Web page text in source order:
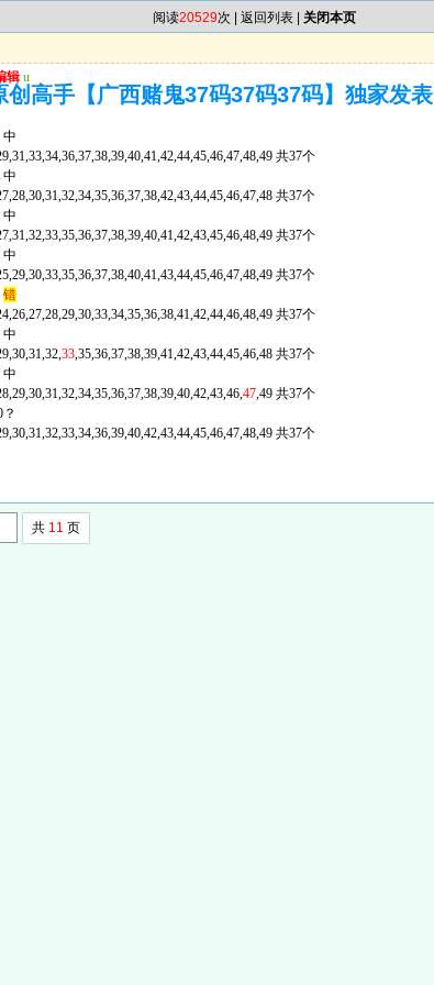
阅读20529次 | 返回列表 关闭本页
辑 u
创高手【广西赌鬼37码37码37码】独家发表
中
共37个
中
共37个
中
共37个
中
共37个
错
共37个
中
33,35,36,37,38,39,41,42,43,44,45,46,48 共37个
中
47,49 共37个
共37个
共 11 页